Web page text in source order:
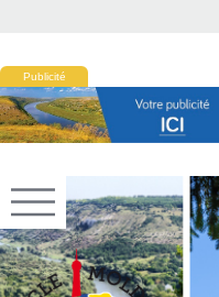
Publicité